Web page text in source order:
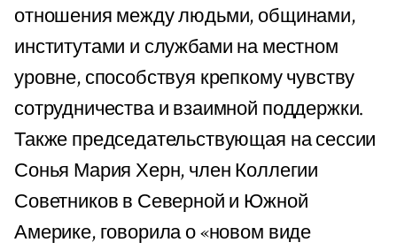
отношения между людьми, общинами,
институтами и службами на местном
уровне, способствуя крепкому чувству
сотрудничества и взаимной поддержки.
Также председательствующая на сессии
Сонья Мария Херн, член Коллегии
Советников в Северной и Южной
Америке, говорила о «новом виде